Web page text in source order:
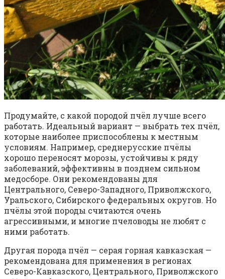
Продумайте, с какой породой пчёл лучше всего
работать. Идеальный вариант — выбрать тех пчёл,
которые наиболее приспособлены к местным
условиям. Например, среднерусские пчёлы
хорошо переносят морозы, устойчивы к ряду
заболеваний, эффективны в позднем сильном
медосборе. Они рекомендованы для
Центрального, Северо-Западного, Приволжского,
Уральского, Сибирского федеральных округов. Но
пчёлы этой породы считаются очень
агрессивными, и многие пчеловоды не любят с
ними работать.
Другая порода пчёл — серая горная кавказская —
рекомендована для применения в регионах
Северо-Кавказского, Центрального, Приволжского